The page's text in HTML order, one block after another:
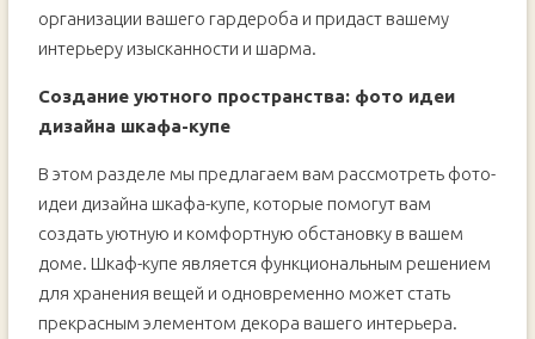
организации вашего гардероба и придаст вашему
интерьеру изысканности и шарма.
Создание уютного пространства: фото идеи
дизайна шкафа-купе
В этом разделе мы предлагаем вам рассмотреть фото-
идеи дизайна шкафа-купе, которые помогут вам
создать уютную и комфортную обстановку в вашем
доме. Шкаф-купе является функциональным решением
для хранения вещей и одновременно может стать
прекрасным элементом декора вашего интерьера.